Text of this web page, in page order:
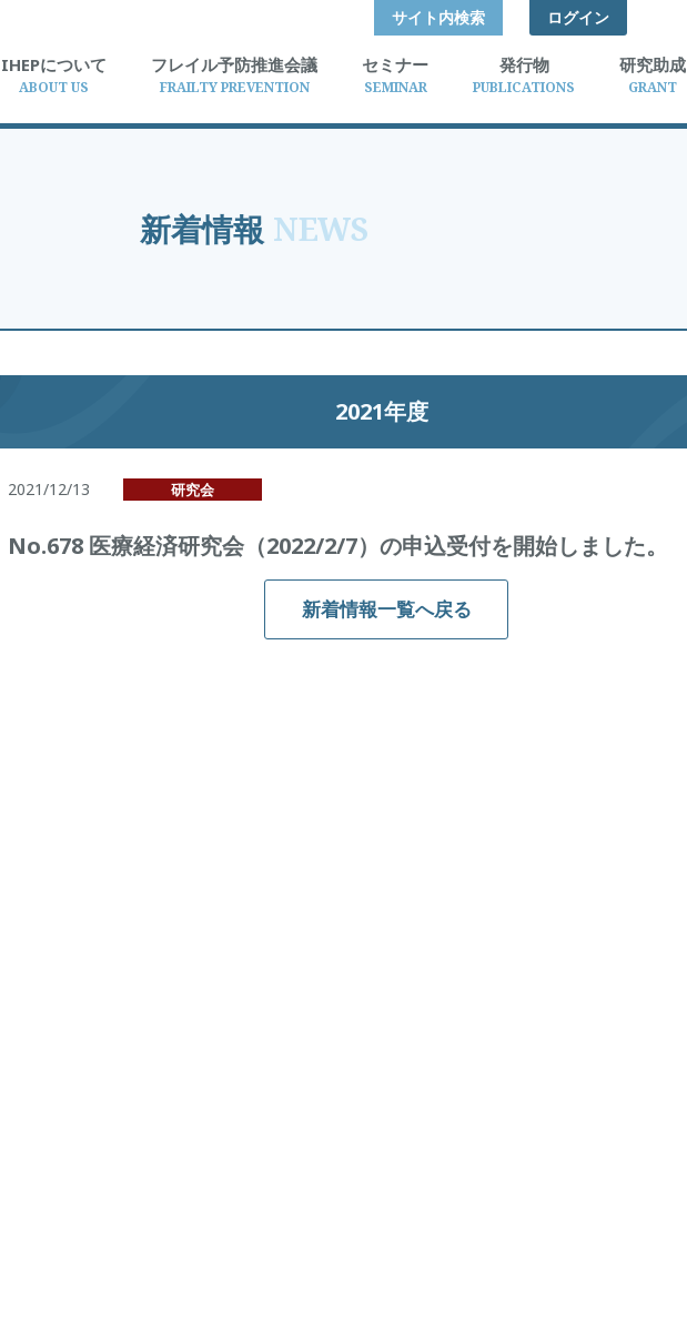
サイト内検索 ログイン
IHEPについて
ABOUT US
フレイル予防推進会議
FRAILTY PREVENTION
セミナー
SEMINAR
発行物
PUBLICATIONS
研究助成
GRANT
新着情報 NEWS
2021年度
2021/12/13 研究会
No.678 医療経済研究会（2022/2/7）の申込受付を開始しました。
新着情報一覧へ戻る